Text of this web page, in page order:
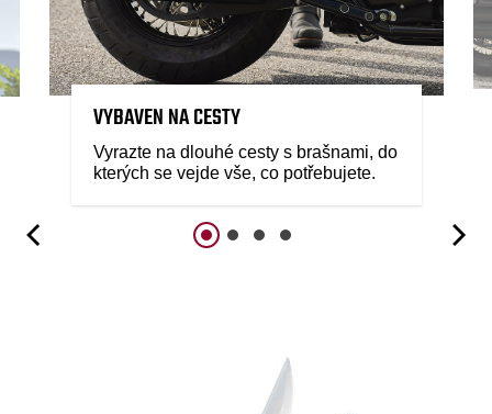
VYBAVEN NA CESTY
Vyrazte na dlouhé cesty s brašnami, do
kterých se vejde vše, co potřebujete.